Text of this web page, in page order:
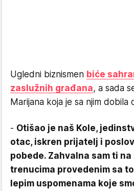
Ugledni biznismen biće
zaslužnih građana, a sada
Marijana koja je sa njim dobila
- Otišao je naš Kole,
otac, iskren prijatelj i
pobede. Zahvalna sam ti
trenucima provedenim sa
lepim uspomenama koje